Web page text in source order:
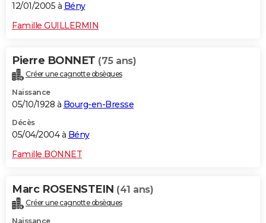
12/01/2005 à Bény
Famille GUILLERMIN
Pierre BONNET (75 ans)
Créer une cagnotte obsèques
Naissance
05/10/1928 à Bourg-en-Bresse
Décès
05/04/2004 à Bény
Famille BONNET
Marc ROSENSTEIN (41 ans)
Créer une cagnotte obsèques
Naissance